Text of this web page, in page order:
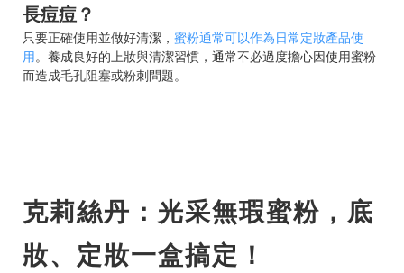
長痘痘？
只要正確使用並做好清潔， 蜜粉通常可以作為日常定妝產品使
用。養成良好的上妝與清潔習慣，通常不必過度擔心因使用蜜粉
而造成毛孔阻塞或粉刺問題。
克莉絲丹：光采無瑕蜜粉，底
妝、定妝一盒搞定！